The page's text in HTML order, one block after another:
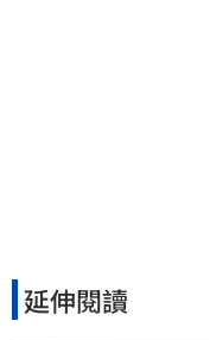
延伸閱讀